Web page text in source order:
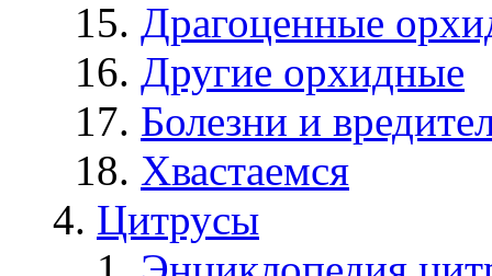
Драгоценные
Другие орхидные
Болезни и
Хвастаемся
Цитрусы